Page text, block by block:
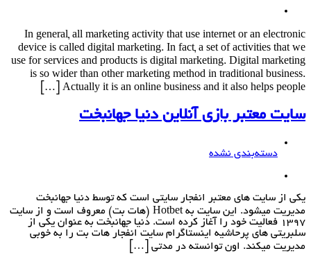
In general, all marketing activity that use internet or an electronic
device is called digital marketing. In fact, a set of activities that we
use for services and products is digital marketing. Digital marketing
is so wider than other marketing method in traditional business.
Actually it is an online business and it also helps people […]
سایت معتبر بازی آنلاین دنیا جهانبخت
دسته‌بندی نشده
یکی از سایت های معتبر انفجار سایتی است که توسط دنیا جهانبخت
مدیریت میشود. این سایت به Hotbet (هات بت) معروف است و از سایت
1397 فعالیت خود را آغاز کرده است. دنیا جهانبخت به عنوان یکی از
سلبریتی های پرحاشیه اینستاگرام سایت انفجار هات بت را به خوبی
مدیریت میکند. اون توانسته در مدتی […]